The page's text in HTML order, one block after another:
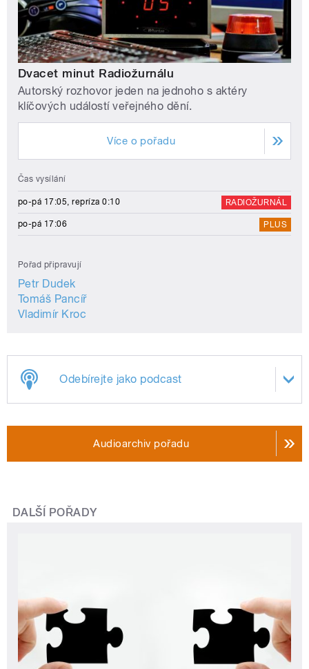
Dvacet minut Radiožurnálu
Autorský rozhovor jeden na jednoho s aktéry
klíčových událostí veřejného dění.
Více o pořadu
Čas vysílání
po-pá 17:05, repríza 0:10 RADIOŽURNÁL
po-pá 17:06 PLUS
Pořad připravují
Petr Dudek
Tomáš Pancíř
Vladimír Kroc
Odebírejte jako podcast
Audioarchiv pořadu
DALŠÍ POŘADY